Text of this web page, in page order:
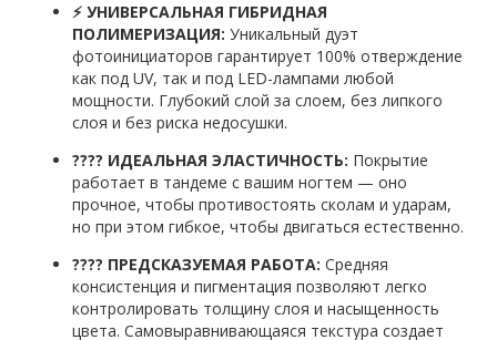
⚡ УНИВЕРСАЛЬНАЯ ГИБРИДНАЯ
ПОЛИМЕРИЗАЦИЯ: Уникальный дуэт
фотоинициаторов гарантирует 100% отверждение
как под UV, так и под LED-лампами любой
мощности. Глубокий слой за слоем, без липкого
слоя и без риска недосушки.
???? ИДЕАЛЬНАЯ ЭЛАСТИЧНОСТЬ: Покрытие
работает в тандеме с вашим ногтем — оно
прочное, чтобы противостоять сколам и ударам,
но при этом гибкое, чтобы двигаться естественно.
???? ПРЕДСКАЗУЕМАЯ РАБОТА: Средняя
консистенция и пигментация позволяют легко
контролировать толщину слоя и насыщенность
цвета. Самовыравнивающаяся текстура создает